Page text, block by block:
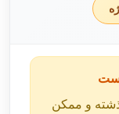
گذشته و ممکن